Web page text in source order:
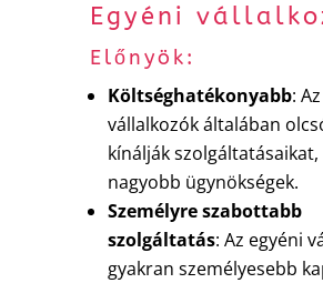
Egyéni
Előnyök:
Költséghatékonyabb:
vállalkozók általában
kínálják
nagyobb ügynökségek.
Személyre szabottabb
szolgáltatás: Az egyéni
gyakran személyesebb